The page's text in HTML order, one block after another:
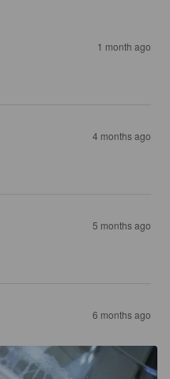
1 month ago
4 months ago
5 months ago
6 months ago